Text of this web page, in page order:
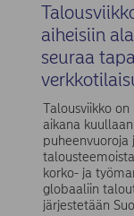
aiheisiin
seuraa
Talousviikko
aikana
puheenvuoroja
korko- ja
globaaliin
järjestetään